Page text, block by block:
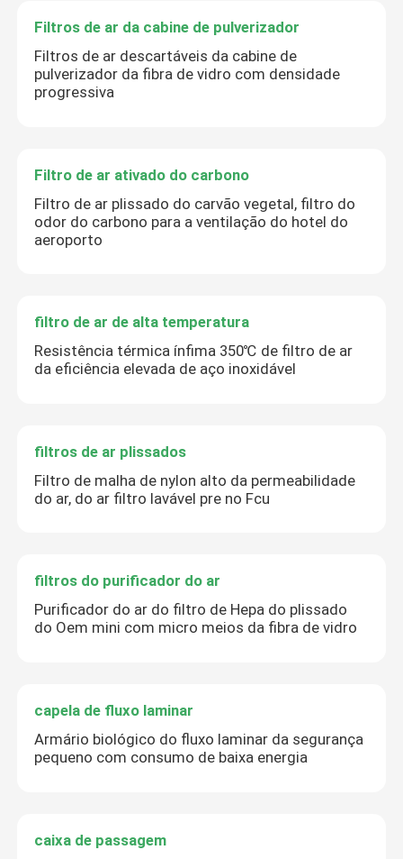
Filtros de ar da cabine de pulverizador
Filtros de ar descartáveis da cabine de
pulverizador da fibra de vidro com densidade
progressiva
Filtro de ar ativado do carbono
Filtro de ar plissado do carvão vegetal, filtro do
odor do carbono para a ventilação do hotel do
aeroporto
filtro de ar de alta temperatura
Resistência térmica ínfima 350℃ de filtro de ar
da eficiência elevada de aço inoxidável
filtros de ar plissados
Filtro de malha de nylon alto da permeabilidade
do ar, do ar filtro lavável pre no Fcu
filtros do purificador do ar
Purificador do ar do filtro de Hepa do plissado
do Oem mini com micro meios da fibra de vidro
capela de fluxo laminar
Armário biológico do fluxo laminar da segurança
pequeno com consumo de baixa energia
caixa de passagem